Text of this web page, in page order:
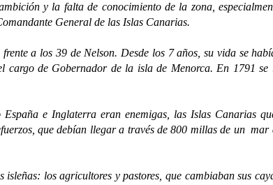
y la falta de conocimiento de la zona,
General de las Islas Canarias.
a los 39 de Nelson. Desde los 7 años, su vida se
cargo de Gobernador de la isla de Menorca. En 1791
e Inglaterra eran enemigas, las Islas Canarias
que debían llegar a través de 800 millas de un
los agricultores y pastores, que cambiaban sus